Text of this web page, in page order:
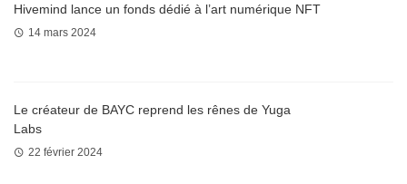
Hivemind lance un fonds dédié à l’art numérique NFT
14 mars 2024
Le créateur de BAYC reprend les rênes de Yuga
Labs
22 février 2024